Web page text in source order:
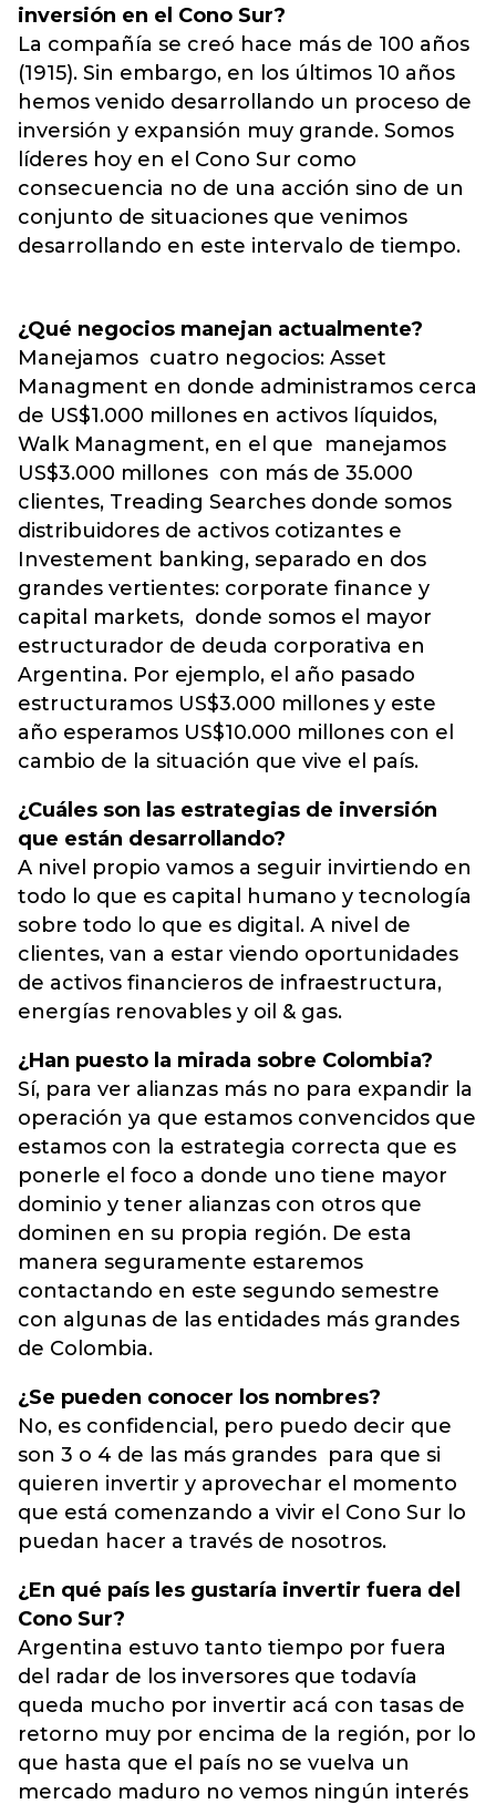
inversión en el Cono Sur?
La compañía se creó hace más de 100 años
(1915). Sin embargo, en los últimos 10 años
hemos venido desarrollando un proceso de
inversión y expansión muy grande. Somos
líderes hoy en el Cono Sur como
consecuencia no de una acción sino de un
conjunto de situaciones que venimos
desarrollando en este intervalo de tiempo.
¿Qué negocios manejan actualmente?
Manejamos cuatro negocios: Asset
Managment en donde administramos cerca
de US$1.000 millones en activos líquidos,
Walk Managment, en el que manejamos
US$3.000 millones con más de 35.000
clientes, Treading Searches donde somos
distribuidores de activos cotizantes e
Investement banking, separado en dos
grandes vertientes: corporate finance y
capital markets, donde somos el mayor
estructurador de deuda corporativa en
Argentina. Por ejemplo, el año pasado
estructuramos US$3.000 millones y este
año esperamos US$10.000 millones con el
cambio de la situación que vive el país.
¿Cuáles son las estrategias de inversión
que están desarrollando?
A nivel propio vamos a seguir invirtiendo en
todo lo que es capital humano y tecnología
sobre todo lo que es digital. A nivel de
clientes, van a estar viendo oportunidades
de activos financieros de infraestructura,
energías renovables y oil & gas.
¿Han puesto la mirada sobre Colombia?
Sí, para ver alianzas más no para expandir la
operación ya que estamos convencidos que
estamos con la estrategia correcta que es
ponerle el foco a donde uno tiene mayor
dominio y tener alianzas con otros que
dominen en su propia región. De esta
manera seguramente estaremos
contactando en este segundo semestre
con algunas de las entidades más grandes
de Colombia.
¿Se pueden conocer los nombres?
No, es confidencial, pero puedo decir que
son 3 o 4 de las más grandes para que si
quieren invertir y aprovechar el momento
que está comenzando a vivir el Cono Sur lo
puedan hacer a través de nosotros.
¿En qué país les gustaría invertir fuera del
Cono Sur?
Argentina estuvo tanto tiempo por fuera
del radar de los inversores que todavía
queda mucho por invertir acá con tasas de
retorno muy por encima de la región, por lo
que hasta que el país no se vuelva un
mercado maduro no vemos ningún interés